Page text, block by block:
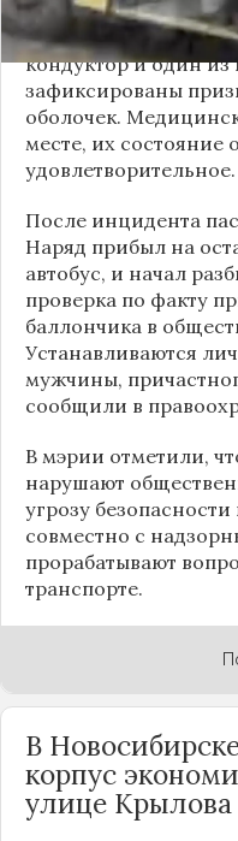
По
кондуктор и один
зафиксированы
оболочек.
месте, их состояние
удовлетворительное.
После инцидента
Наряд прибыл на
автобус, и начал
проверка по факту
баллончика в
Устанавливаются
мужчины,
сообщили в
В мэрии отметили,
нарушают
угрозу
совместно с
прорабатывают
транспорте.
В
корпус
улице Крылова